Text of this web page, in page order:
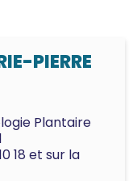
PIERRE
Plantaire
18 et sur la